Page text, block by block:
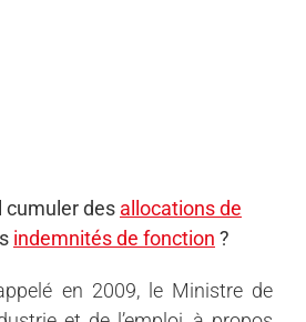
cumuler des allocations de
indemnités de fonction ?
en 2009, le Ministre de